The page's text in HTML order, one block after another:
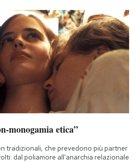
monogamia etica”
tradizionali, che prevedono più partner
dal poliamore all'anarchia relazionale